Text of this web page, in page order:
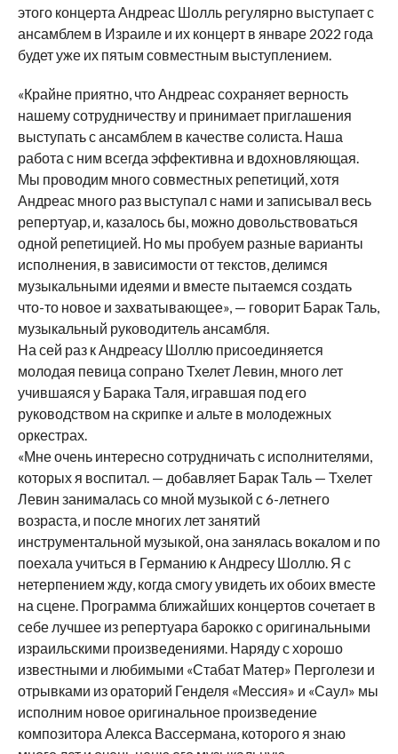
этого концерта Андреас Шолль регулярно выступает с
ансамблем в Израиле и их концерт в январе 2022 года
будет уже их пятым совместным выступлением.
«Крайне приятно, что Андреас сохраняет верность
нашему сотрудничеству и принимает приглашения
выступать с ансамблем в качестве солиста. Наша
работа с ним всегда эффективна и вдохновляющая.
Мы проводим много совместных репетиций, хотя
Андреас много раз выступал с нами и записывал весь
репертуар, и, казалось бы, можно довольствоваться
одной репетицией. Но мы пробуем разные варианты
исполнения, в зависимости от текстов, делимся
музыкальными идеями и вместе пытаемся создать
что-то новое и захватывающее», — говорит Барак Таль,
музыкальный руководитель ансамбля.
На сей раз к Андреасу Шоллю присоединяется
молодая певица сопрано Тхелет Левин, много лет
учившаяся у Барака Таля, игравшая под его
руководством на скрипке и альте в молодежных
оркестрах.
«Мне очень интересно сотрудничать с исполнителями,
которых я воспитал. — добавляет Барак Таль — Тхелет
Левин занималась со мной музыкой с 6-летнего
возраста, и после многих лет занятий
инструментальной музыкой, она занялась вокалом и по
поехала учиться в Германию к Андресу Шоллю. Я с
нетерпением жду, когда смогу увидеть их обоих вместе
на сцене. Программа ближайших концертов сочетает в
себе лучшее из репертуара барокко с оригинальными
израильскими произведениями. Наряду с хорошо
известными и любимыми «Стабат Матер» Перголези и
отрывками из ораторий Генделя «Мессия» и «Саул» мы
исполним новое оригинальное произведение
композитора Алекса Вассермана, которого я знаю